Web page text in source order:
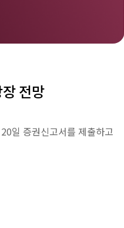
전망
일 증권신고서를 제출하고